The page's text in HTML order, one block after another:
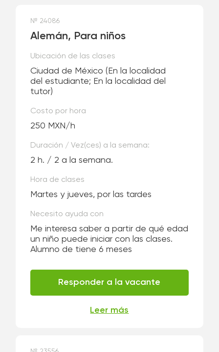
№ 24086
Alemán, Para niños
Ubicación de las clases
Ciudad de México(En la localidad
del estudiante; En la localidad del
tutor)
Costo por hora
250 MXN/h
Duración / Vez(ces) a la semana:
2 h. / 2 a la semana.
Hora de clases
Martes y jueves, por las tardes
Necesito ayuda con
Me interesa saber a partir de qué edad
un niño puede iniciar con las clases.
Alumno de tiene 6 meses
Responder a la vacante
Leer más